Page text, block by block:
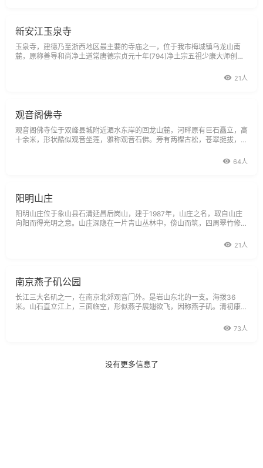
新安江玉泉寺
玉泉寺，建德乃至浙西地区最主要的寺庙之一，位于我市梅城镇乌龙山南
麓，原称善导和尚净土道常唐德宗贞元十年(794)净土宗五祖少康大师创
亭等。而后，各朝代几经毁建，至1942年，日本侵略军用大炮击毁大殿。21人
观音阁佛寺
观音阁佛寺位于双峰县城附近湄水东岸的回龙山麓，河畔原有巨石矗立，高
十余米，形状酷似观音坐莲，雅称观音石佛。旁有两棵古松，苍翠挺拔，直
石临江，雄伟壮观，建筑工艺非常精巧。全阁建筑面积达5000多平方米，
64人
阳明山庄
阳明山庄位于象山县石清延昌后岗山，建于1987年，山庄之名，取自山庄
向阳而得光明之意。山庄深隐在一片青山丛林中，傍山而筑，四周翠竹修篁
飞动；绿荫掩映，花香鸟语。登临楼台，凭栏远眺，只见东海浩淼无垠，水
21人
南京燕子矶公园
长江三大名矶之一，在南京北郊观音门外。是岩山东北的一支。海拨36
米。山石直立江上，三面临空，形似燕子展翅欲飞，因称燕子矶。清初康
帝书燕子矶，背面是他的题诗。夜晚登临，水月皓白，澄江如练，为金陵四
73人
没有更多信息了